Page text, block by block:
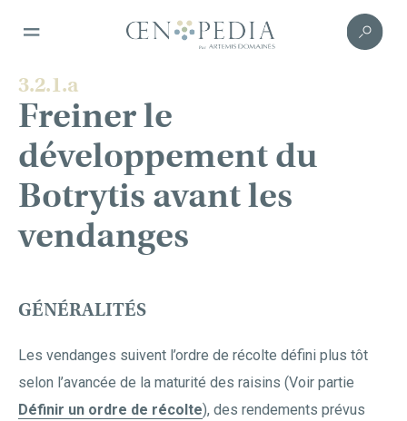
3.2.1.a
Freiner le
développement du
Botrytis avant les
vendanges
GÉNÉRALITÉS
Les vendanges suivent l’ordre de récolte défini plus tôt
selon l’avancée de la maturité des raisins (Voir partie
Définir un ordre de récolte), des rendements prévus